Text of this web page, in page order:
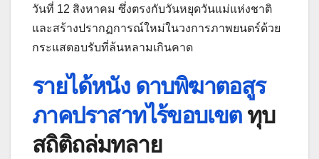
วันที่ 12 สิงหาคม ซึ่งตรงกับวันหยุดวันแม่แห่งชาติ
และสร้างปรากฏการณ์ใหม่ในวงการภาพยนตร์ด้วย
กระแสตอบรับที่ล้นหลามเกินคาด
รายได้หนัง ดาบพิฆาตอสูร
ภาคปราสาทไร้ขอบเขตทุบ
สถิติถล่มทลาย